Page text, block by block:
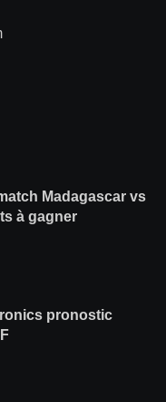
Madagascar vs
à gagner
pronostic